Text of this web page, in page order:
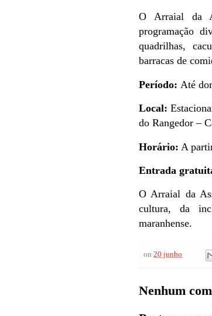
O Arraial da
programação
quadrilhas,
barracas de
Período: Até
Local:
do Rangedor –
Horário: A
Entrada
O Arraial da
cultura, da
maranhense.
on 20 junho
Nenhum